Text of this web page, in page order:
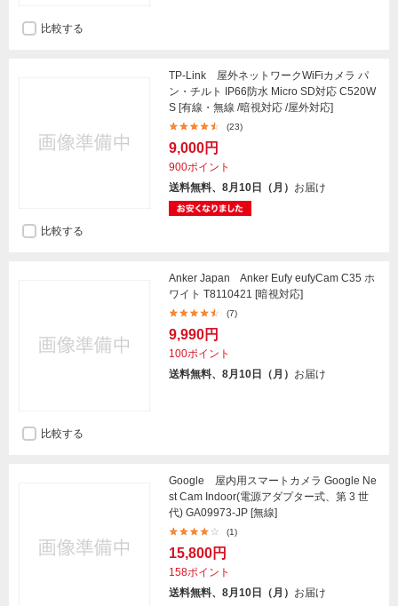
比較する
TP-Link 屋外ネットワークWiFiカメラ パ
ン・チルト IP66防水 Micro SD対応 C520W
S [有線・無線 /暗視対応 /屋外対応]
(23)
9,000円
900ポイント
送料無料、8月10日（月） お届け
比較する
Anker Japan Anker Eufy eufyCam C35 ホ
ワイト T8110421 [暗視対応]
(7)
9,990円
100ポイント
送料無料、8月10日（月） お届け
比較する
Google 屋内用スマートカメラ Google Ne
st Cam Indoor(電源アダプター式、第 3 世
代) GA09973-JP [無線]
(1)
15,800円
158ポイント
送料無料、8月10日（月） お届け